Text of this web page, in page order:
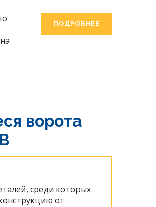
ПОДРОБНЕЕ
ворота
среди которых
от